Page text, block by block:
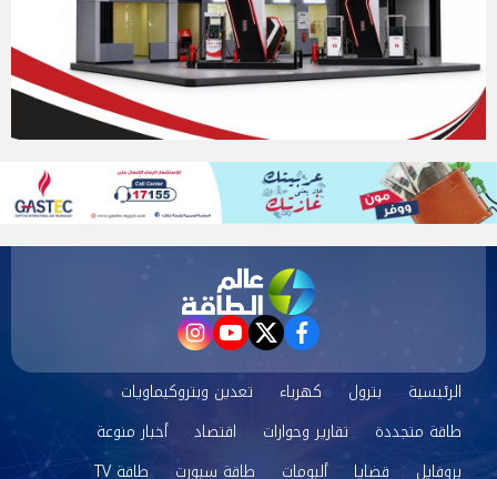
facebook
twitter
youtube
instagram
الرئيسية بترول كهرباء
تعدين وبتروكيماويات
طاقة متجددة
تقارير وحوارات اقتصاد
أخبار منوعة
بروفايل
قضايا ألبومات طاقة سبورت طاقة TV